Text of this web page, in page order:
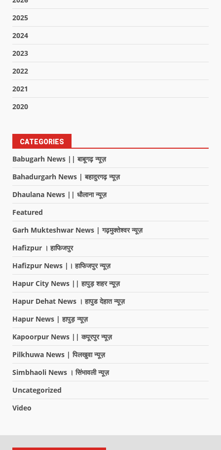
2025
2024
2023
2022
2021
2020
CATEGORIES
Babugarh News || बाबूगढ़ न्यूज़
Bahadurgarh News | बहादुरगढ़ न्यूज़
Dhaulana News || धौलाना न्यूज़
Featured
Garh Mukteshwar News | गढ़मुक्तेश्वर न्यूज़
Hafizpur । हाफिजपुर
Hafizpur News |। हाफिजपुर न्यूज़
Hapur City News || हापुड़ शहर न्यूज़
Hapur Dehat News । हापुड देहात न्यूज़
Hapur News | हापुड़ न्यूज़
Kapoorpur News || कपूरपुर न्यूज़
Pilkhuwa News | पिलखुवा न्यूज़
Simbhaoli News । सिंभावली न्यूज़
Uncategorized
Video